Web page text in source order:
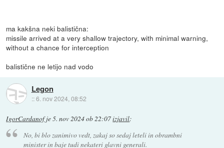
ma kakšna neki balistična:
missile arrived at a very shallow trajectory, with minimal warning,
without a chance for interception
balistične ne letijo nad vodo
Legon
::6. nov 2024, 08:52
IgorCardanofje5. nov 2024 ob 22:07izjavil:
No, bi blo zanimivo vedt, zakaj so sedaj leteli in obrambni
minister in baje tudi nekateri glavni generali.